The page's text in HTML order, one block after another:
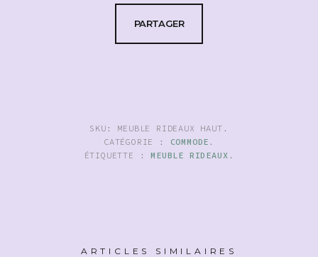
PARTAGER
SKU: MEUBLE RIDEAUX HAUT .
CATÉGORIE : COMMODE .
ÉTIQUETTE :MEUBLE RIDEAUX .
ARTICLES SIMILAIRES